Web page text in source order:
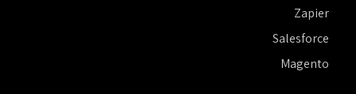
Zapier
Salesforce
Magento